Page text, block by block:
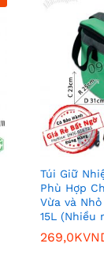
Túi Giữ
Phù Hợp
Vừa và Nhỏ
15L (Nhiều
269,0K